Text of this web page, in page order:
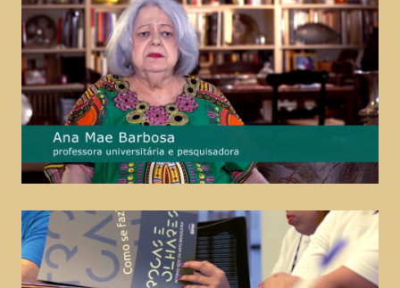
Uma Leitura dos Búzios
musical, teatro